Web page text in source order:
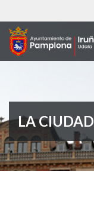
al
contenido
principal
LA CIUDAD